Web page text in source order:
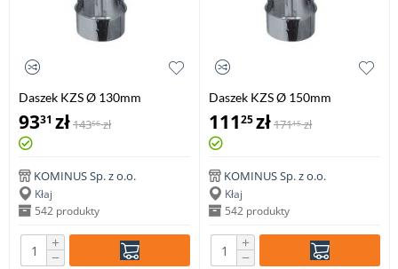
Daszek KZS Ø 130mm
gr.0,8mm
9331 zł14356 zł
KOMINUS Sp. z o.o.
Kłaj
542 produkty
+
−
Daszek KZS Ø 150mm
gr.0,8mm
11125zł17115 zł
KOMINUS Sp. z o.o.
Kłaj
542 produkty
+
−